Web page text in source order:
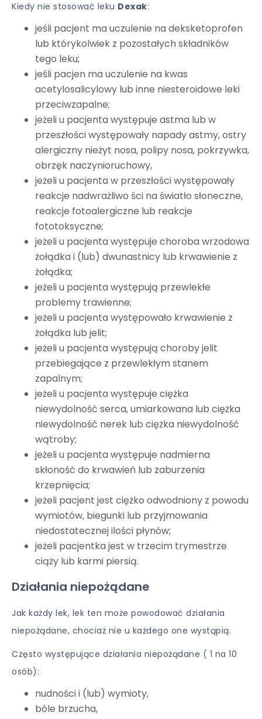
Kiedy nie stosować leku Dexak:
jeśli pacjent ma uczulenie na deksketoprofen
lub którykolwiek z pozostałych składników
tego leku;
jeśli pacjen ma uczulenie na kwas
acetylosalicylowy lub inne niesteroidowe leki
przeciwzapalne;
jeżeli u pacjenta występuje astma lub w
przeszłości występowały napady astmy, ostry
alergiczny nieżyt nosa, polipy nosa, pokrzywka,
obrzęk naczynioruchowy,
jeżeli u pacjenta w przeszłości występowały
reakcje nadwrażliwo ści na światło słoneczne,
reakcje fotoalergiczne lub reakcje
fototoksyczne;
jeżeli u pacjenta występuje choroba wrzodowa
żołądka i (lub) dwunastnicy lub krwawienie z
żołądka;
jeżeli u pacjenta występują przewlekłe
problemy trawienne;
jeżeli u pacjenta występowało krwawienie z
żołądka lub jelit;
jeżeli u pacjenta występują choroby jelit
przebiegające z przewlekłym stanem
zapalnym;
jeżeli u pacjenta występuje ciężka
niewydolność serca, umiarkowana lub ciężka
niewydolność nerek lub ciężka niewydolność
wątroby;
jeżeli u pacjenta występuje nadmierna
skłoność do krwawień lub zaburzenia
krzepnięcia;
jeżeli pacjent jest ciężko odwodniony z powodu
wymiotów, biegunki lub przyjmowania
niedostatecznej ilości płynów;
jeżeli pacjentka jest w trzecim trymestrze
ciąży lub karmi piersią.
Działania niepożądane
Jak każdy lek, lek ten może powodować działania
niepożądane, chociaż nie u każdego one wystąpią.
Często występujące działania niepożądane ( 1 na 10
osób):
nudności i (lub) wymioty,
bóle brzucha,